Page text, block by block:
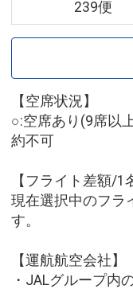
239便
【空席状況】
○:空席あり(9席
約不可
【フライト差額/1
現在選択中のフラ
す。
【運航航空会社】
・JALグループ内